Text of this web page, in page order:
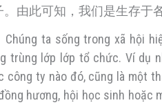
。由此可知，我们是生存于
Chúng ta sống trong xã hội
trùng lớp lớp tổ chức. Ví dụ
công ty nào đó, cũng là một
hương, hội học sinh hoặc